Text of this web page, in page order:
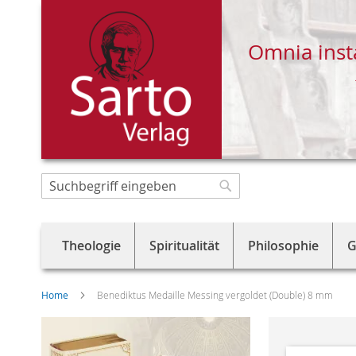
Direkt
zum
Omnia
Suche
Theologie Spiritualität Philosophie
Home Benediktus Medaille Messing vergoldet (Double) 8 mm